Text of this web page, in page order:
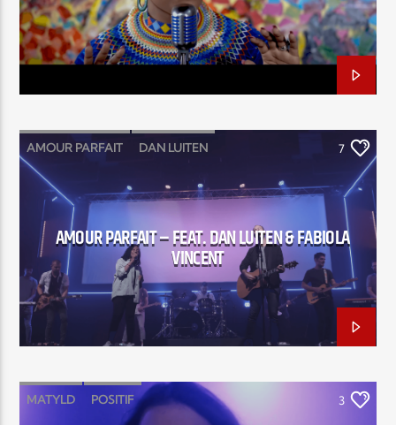
TITRE
ARTISTE
Radio Elyon
Elyon Rhema
AMOUR PARFAIT DAN LUITEN
FABIOLA VINCENT MOMENTUM
7
AMOUR PARFAIT – FEAT. DAN LUITEN & FABIOLA
VINCENT
MATYLD POSITIF 3